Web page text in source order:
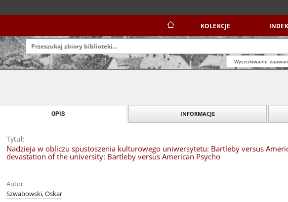
KOLEKCJE
Wyszukiwanie
OPIS INFORMACJE
Tytuł:
Nadzieja w obliczu spustoszenia kulturowego uniwersytetu: Bartleby versus
devastation of the university: Bartleby versus American Psycho
Autor:
Szwabowski, Oskar